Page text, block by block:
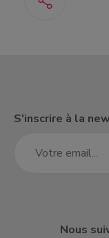
S'inscrire à la
Nous